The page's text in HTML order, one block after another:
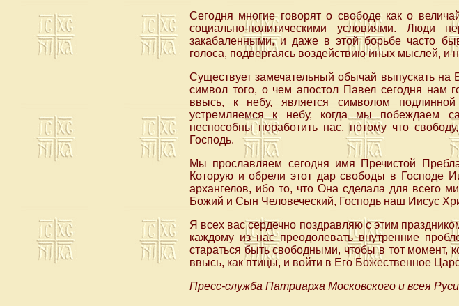
Сегодня многие говорят о свободе как о
социально-политическими условиями. Люди
закабаленными, и даже в этой борьбе часто
голоса, подвергаясь воздействию иных мыслей, и
Существует замечательный обычай выпускать
символ того, о чем апостол Павел сегодня нам
ввысь, к небу, является символом
устремляемся к небу, когда мы побеждаем
неспособны поработить нас, потому что
Господь.
Мы прославляем сегодня имя Пречистой
Которую и обрели этот дар свободы в Господе
архангелов, ибо то, что Она сделала для
Божий и Сын Человеческий, Господь наш Иисус
Я всех вас сердечно поздравляю с этим
каждому из нас преодолевать внутренние
стараться быть свободными, чтобы в тот момент,
ввысь, как птицы, и войти в Его Божественное
Пресс-служба Патриарха Московского и всея Руси